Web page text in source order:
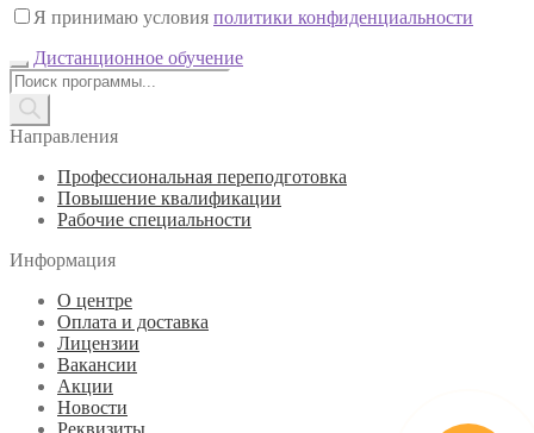
Я принимаю условия политики конфиденциальности
Дистанционное обучение
Поиск
товаров
Направления
Профессиональная переподготовка
Повышение квалификации
Рабочие специальности
Информация
О центре
Оплата и доставка
Лицензии
Вакансии
Акции
Новости